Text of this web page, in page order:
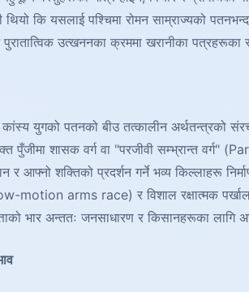
कि यसलाई पश्चिमा रोमन साम्राज्यको
उत्खननका क्रममा खरानीका पत्रहरूका
युगको पतनको बीउ तत्कालीन अर्थतन्त्रको
पुँजीमा शासक वर्ग वा "परजीवी सम्भ्रान्त
र आफ्नो शक्तिको प्रदर्शन गर्ने भव्य किल्लाहरू
motion arms race) र विशाल रक्षात्मक
भार अन्ततः जनसाधारण र किसानहरूका लागि